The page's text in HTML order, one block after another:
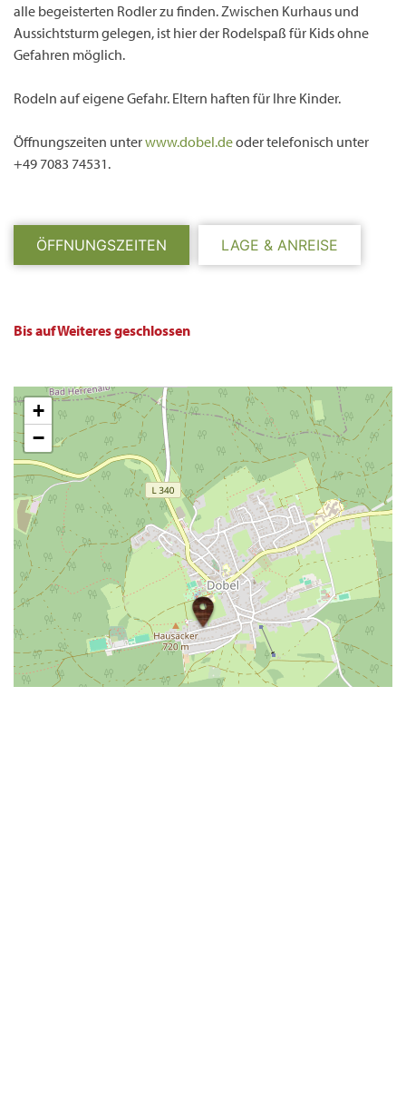
alle begeisterten Rodler zu finden. Zwischen Kurhaus und
Aussichtsturm gelegen, ist hier der Rodelspaß für Kids ohne
Gefahren möglich.
Rodeln auf eigene Gefahr. Eltern haften für Ihre Kinder.
Öffnungszeiten unterwww.dobel.deoder telefonisch unter
+49 7083 74531.
ÖFFNUNGSZEITEN LAGE & ANREISE
Bis auf Weiteres geschlossen
+
−